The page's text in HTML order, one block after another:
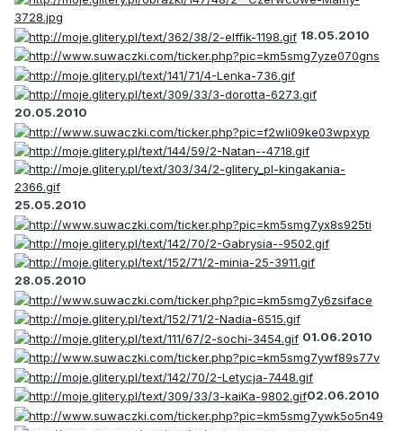
18.05.2010
20.05.2010
25.05.2010
28.05.2010
01.06.2010
02.06.2010